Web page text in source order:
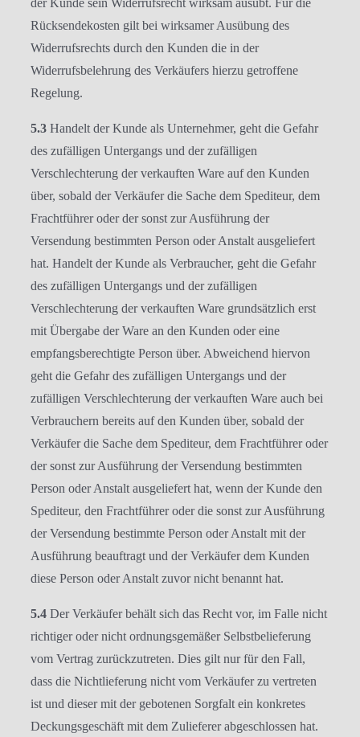
der Kunde sein Widerrufsrecht wirksam ausübt. Für die
Rücksendekosten gilt bei wirksamer Ausübung des
Widerrufsrechts durch den Kunden die in der
Widerrufsbelehrung des Verkäufers hierzu getroffene
Regelung.
5.3 Handelt der Kunde als Unternehmer, geht die Gefahr
des zufälligen Untergangs und der zufälligen
Verschlechterung der verkauften Ware auf den Kunden
über, sobald der Verkäufer die Sache dem Spediteur, dem
Frachtführer oder der sonst zur Ausführung der
Versendung bestimmten Person oder Anstalt ausgeliefert
hat. Handelt der Kunde als Verbraucher, geht die Gefahr
des zufälligen Untergangs und der zufälligen
Verschlechterung der verkauften Ware grundsätzlich erst
mit Übergabe der Ware an den Kunden oder eine
empfangsberechtigte Person über. Abweichend hiervon
geht die Gefahr des zufälligen Untergangs und der
zufälligen Verschlechterung der verkauften Ware auch bei
Verbrauchern bereits auf den Kunden über, sobald der
Verkäufer die Sache dem Spediteur, dem Frachtführer oder
der sonst zur Ausführung der Versendung bestimmten
Person oder Anstalt ausgeliefert hat, wenn der Kunde den
Spediteur, den Frachtführer oder die sonst zur Ausführung
der Versendung bestimmte Person oder Anstalt mit der
Ausführung beauftragt und der Verkäufer dem Kunden
diese Person oder Anstalt zuvor nicht benannt hat.
5.4 Der Verkäufer behält sich das Recht vor, im Falle nicht
richtiger oder nicht ordnungsgemäßer Selbstbelieferung
vom Vertrag zurückzutreten. Dies gilt nur für den Fall,
dass die Nichtlieferung nicht vom Verkäufer zu vertreten
ist und dieser mit der gebotenen Sorgfalt ein konkretes
Deckungsgeschäft mit dem Zulieferer abgeschlossen hat.